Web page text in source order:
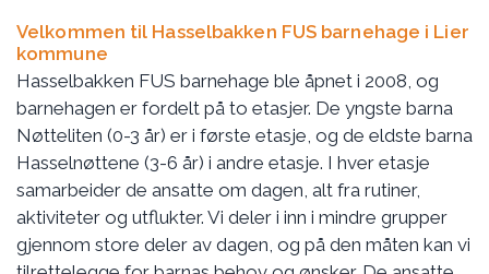
Velkommen til Hasselbakken FUS barnehage i Lier
kommune
Hasselbakken FUS barnehage ble åpnet i 2008, og
barnehagen er fordelt på to etasjer. De yngste barna
Nøtteliten (0-3 år) er i første etasje, og de eldste barna
Hasselnøttene (3-6 år) i andre etasje. I hver etasje
samarbeider de ansatte om dagen, alt fra rutiner,
aktiviteter og utflukter. Vi deler i inn i mindre grupper
gjennom store deler av dagen, og på den måten kan vi